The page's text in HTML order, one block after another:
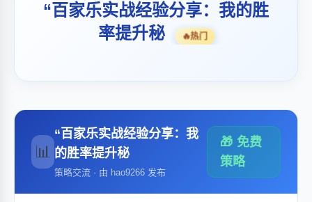
“百家乐实战经验分享：我的胜
率提升秘
🔥热门
📊
“百家乐实战经验分享：我
的胜率提升秘
策略交流 · 由 hao9266 发布
🎁 免费
策略